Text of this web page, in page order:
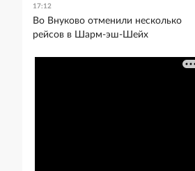
17:12
Во Внуково отменили несколько
рейсов в Шарм-эш-Шейх